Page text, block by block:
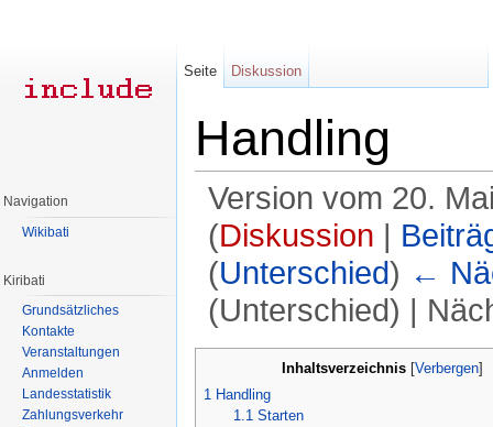
Handling
Version vom 20.
(Diskussion |
(Unterschied) ←
(Unterschied) |
Inhaltsverzeichnis [Verbergen]
1 Handling
1.1 Starten
Seite Diskussion
Navigation
Wikibati
Kiribati
Grundsätzliches
Kontakte
Veranstaltungen
Anmelden
Landesstatistik
Zahlungsverkehr